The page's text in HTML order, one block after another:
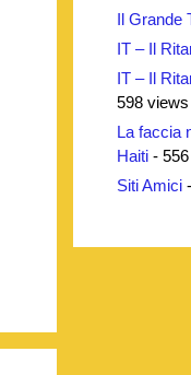
Il Grande
IT – Il
IT – Il
598 views
La faccia
Haiti -
Siti Amici